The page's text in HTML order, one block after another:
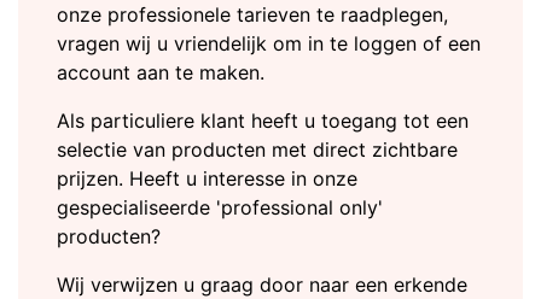
onze professionele tarieven te raadplegen,
vragen wij u vriendelijk om in te loggen of een
account aan te maken.
Als particuliere klant heeft u toegang tot een
selectie van producten met direct zichtbare
prijzen. Heeft u interesse in onze
gespecialiseerde 'professional only'
producten?
Wij verwijzen u graag door naar een erkende